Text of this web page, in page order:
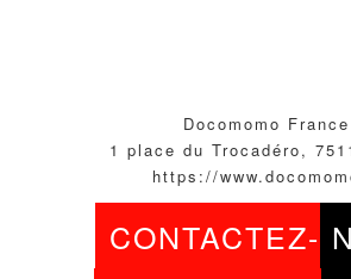
Docomomo France
1 place du Trocadéro,
https://
CONTACTEZ-